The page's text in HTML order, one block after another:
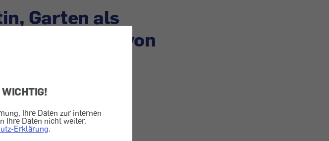
Ihre Daten zur internen
Ihre Daten nicht weiter.
Erklärung.
Garten als
Bedürfnisse von
Markt + Dienstleistung